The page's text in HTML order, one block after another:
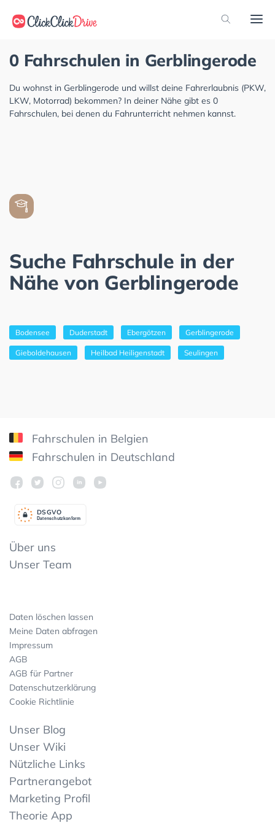
0 Fahrschulen in Gerblingerode
Du wohnst in Gerblingerode und willst deine Fahrerlaubnis (PKW,
LKW, Motorrad) bekommen? In deiner Nähe gibt es 0
Fahrschulen, bei denen du Fahrunterricht nehmen kannst.
Suche Fahrschule in der
Nähe von Gerblingerode
Bodensee Duderstadt Ebergötzen Gerblingerode
Gieboldehausen Heilbad Heiligenstadt Seulingen
Fahrschulen in Belgien
Fahrschulen in Deutschland
Datenschutzkonform
DSGVO
Über uns
Unser Team
Daten löschen lassen
Meine Daten abfragen
Impressum
AGB
AGB für Partner
Datenschutzerklärung
Cookie Richtlinie
Unser Blog
Unser Wiki
Nützliche Links
Partnerangebot
Marketing Profil
Theorie App